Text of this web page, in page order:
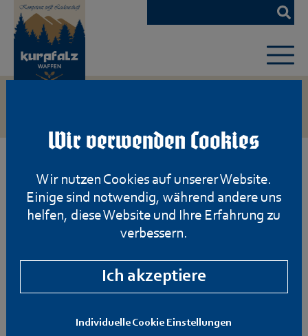
Wir verwenden Cookies
Wir nutzen Cookies auf unserer Website.
Einige sind notwendig, während andere uns
helfen, diese Website und Ihre Erfahrung zu
verbessern.
Ich akzeptiere
Individuelle Cookie Einstellungen
Zum
Hauptinhalt
springen